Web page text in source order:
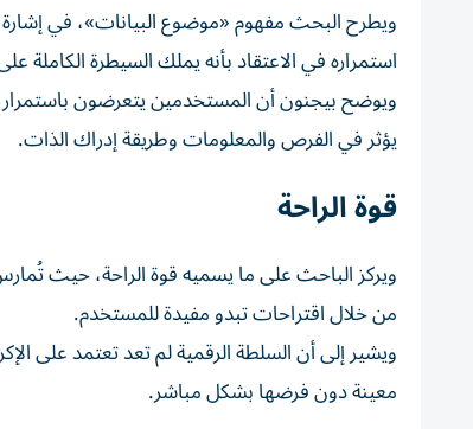
ويطرح البحث مفهوم «موضوع البيانات»، في
استمراره في الاعتقاد بأنه يملك السيطرة الكاملة
ويوضح بيجنون أن المستخدمين يتعرضون
يؤثر في الفرص والمعلومات وطريقة إدراك الذات.
قوة الراحة
ويركز الباحث على ما يسميه قوة الراحة، حيث
من خلال اقتراحات تبدو مفيدة للمستخدم.
ويشير إلى أن السلطة الرقمية لم تعد تعتمد على
معينة دون فرضها بشكل مباشر.